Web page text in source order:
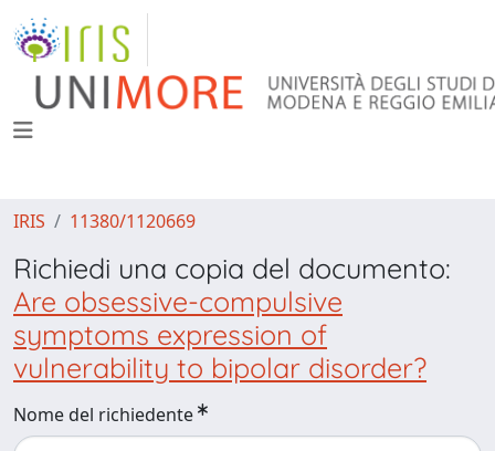
IRIS 11380/1120669
Richiedi una copia del documento:
Are obsessive-compulsive
symptoms expression of
vulnerability to bipolar disorder?
Nome del richiedente